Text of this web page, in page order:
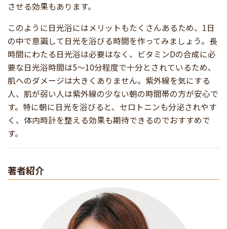
させる効果もあります。
このように日光浴にはメリットもたくさんあるため、1日
の中で意識して日光を浴びる時間を作ってみましょう。長
時間にわたる日光浴は必要はなく、ビタミンDの合成に必
要な日光浴時間は5〜10分程度で十分とされているため、
肌へのダメージは大きくありません。紫外線を気にする
人、肌が弱い人は紫外線の少ない朝の時間帯の方が安心で
す。特に朝に日光を浴びると、セロトニンも分泌されやす
く、体内時計を整える効果も期待できるのでおすすめで
す。
著者紹介